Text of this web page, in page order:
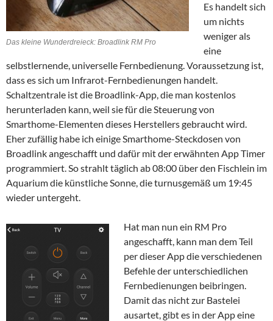
Das kleine Wunderdreieck: Broadlink RM Pro
Es handelt sich
um nichts
weniger als
eine
selbstlernende, universelle Fernbedienung. Voraussetzung ist,
dass es sich um Infrarot-Fernbedienungen handelt.
Schaltzentrale ist die Broadlink-App, die man kostenlos
herunterladen kann, weil sie für die Steuerung von
Smarthome-Elementen dieses Herstellers gebraucht wird.
Eher zufällig habe ich einige Smarthome-Steckdosen von
Broadlink angeschafft und dafür mit der erwähnten App Timer
programmiert. So strahlt täglich ab 08:00 über den Fischlein im
Aquarium die künstliche Sonne, die turnusgemäß um 19:45
wieder untergeht.
Hat man nun ein RM Pro
angeschafft, kann man dem Teil
per dieser App die verschiedenen
Befehle der unterschiedlichen
Fernbedienungen beibringen.
Damit das nicht zur Bastelei
ausartet, gibt es in der App eine